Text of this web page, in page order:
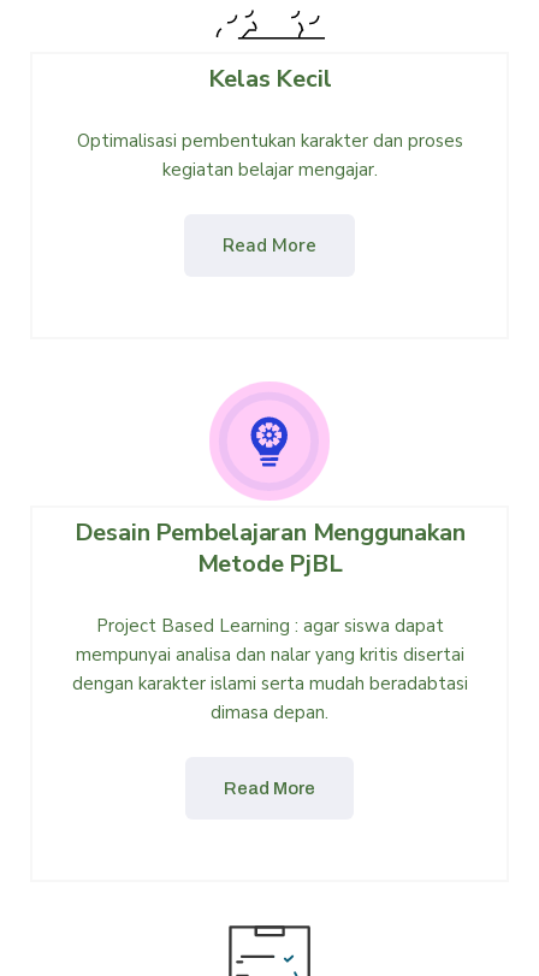
Kelas Kecil
Optimalisasi pembentukan karakter dan proses
kegiatan belajar mengajar.
Read More
Desain Pembelajaran Menggunakan
Metode PjBL
Project Based Learning : agar siswa dapat
mempunyai analisa dan nalar yang kritis disertai
dengan karakter islami serta mudah beradabtasi
dimasa depan.
Read More